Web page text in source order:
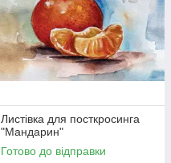
Листівка для посткросинга
"Мандарин"
Готово до відправки